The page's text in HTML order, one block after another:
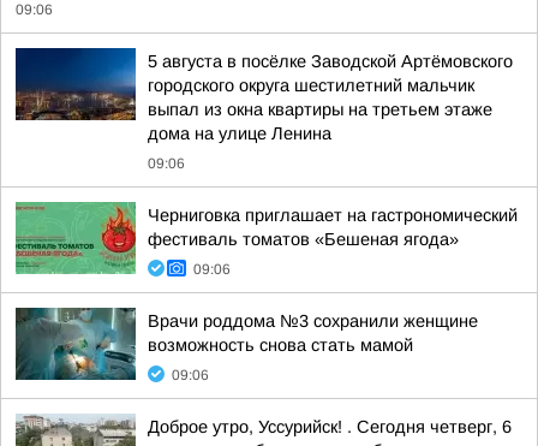
09:06
5 августа в посёлке Заводской Артёмовского
городского округа шестилетний мальчик
выпал из окна квартиры на третьем этаже
дома на улице Ленина
09:06
Черниговка приглашает на гастрономический
фестиваль томатов «Бешеная ягода»
09:06
Врачи роддома №3 сохранили женщине
возможность снова стать мамой
09:06
Доброе утро, Уссурийск! . Сегодня четверг, 6